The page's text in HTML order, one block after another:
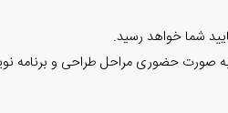
شما خواهد رسید.
به صورت حضوری مراحل طراحی و